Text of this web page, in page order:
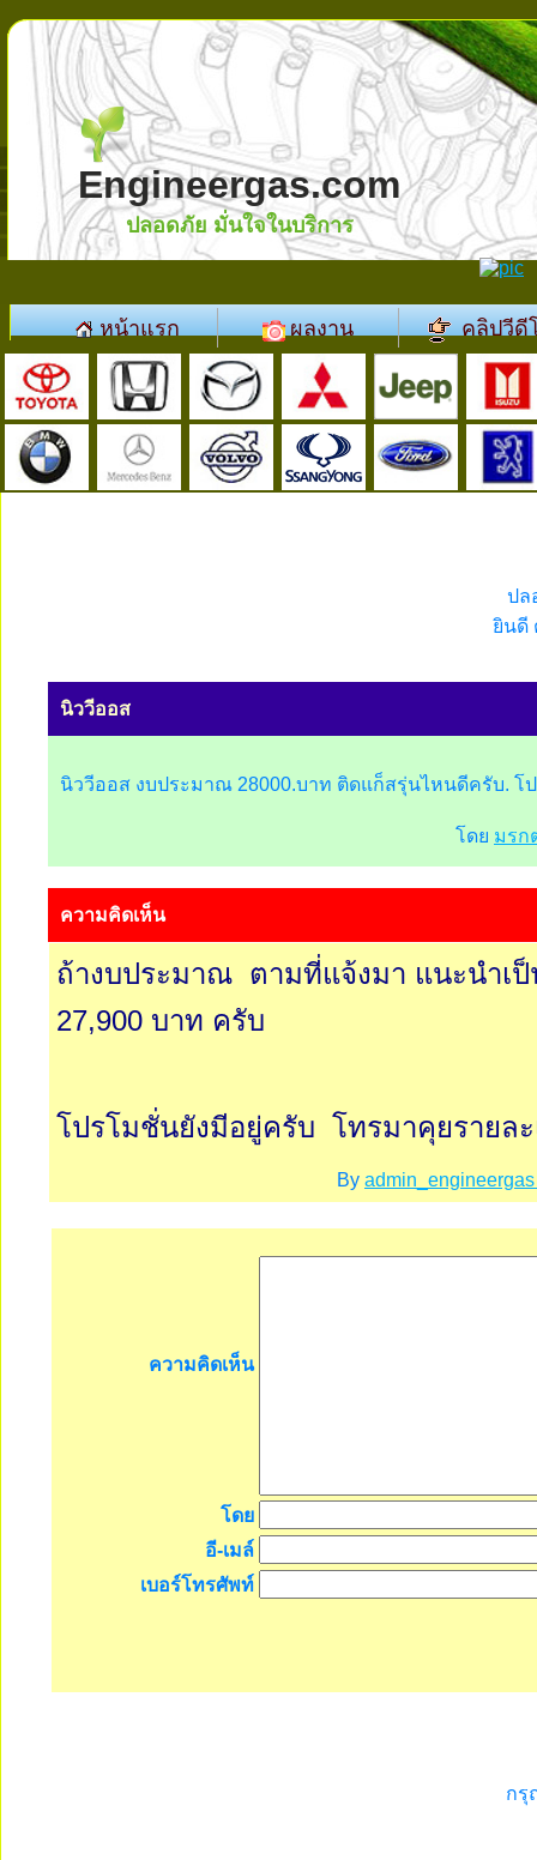
Engineergas.com
ปลอดภัย มั่นใจในบริการ
หน้าแรก ผลงาน คลิปวีดี
ปล
ยินดี
นิววีออส
นิววีออส งบประมาณ 28000.บาท ติดแก็สรุ่นไหนดีครับ.
โดย มรก
ความคิดเห็น
ถ้างบประมาณ ตามที่แจ้งมา แนะนำเ
27,900 บาท ครับ
โปรโมชั่นยังมีอยู่ครับ โทรมาคุยรายละ
By
ความคิดเห็น
โดย
อี-เมล์
เบอร์โทรศัพท์
กรุ